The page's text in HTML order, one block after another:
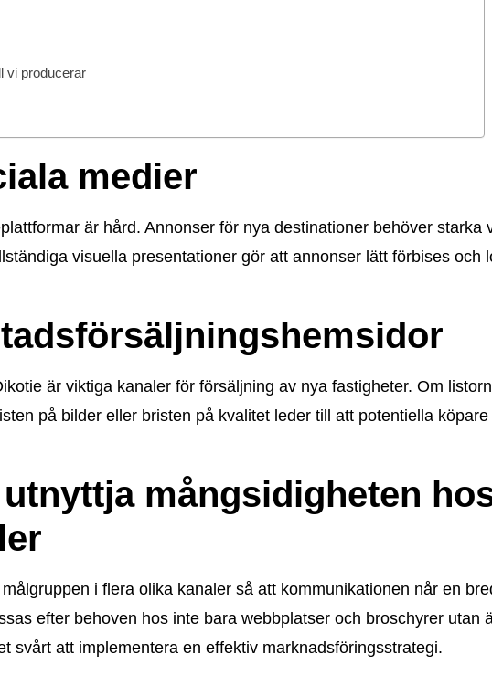
vi producerar
medier
är hård. Annonser för nya destinationer behöver
visuella presentationer gör att annonser lätt förbises och
är viktiga kanaler för försäljning av nya fastigheter. Om
på bilder eller bristen på kvalitet leder till att potentiella
mångsidigheten
i flera olika kanaler så att kommunikationen når en
efter behoven hos inte bara webbplatser och broschyrer utan
svårt att implementera en effektiv marknadsföringsstrategi.